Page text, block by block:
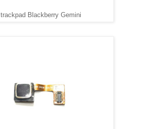
trackpad Blackberry Gemini